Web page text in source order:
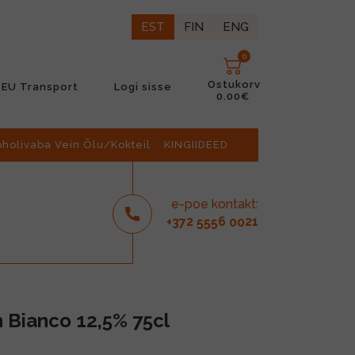
EST FIN ENG
EU Transport Logi sisse
0
Ostukorv
0.00€
Vein Õlu/Kokteil KINGIIDEED
e-poe kontakt:
+372 5556 0021
12,5% 75cl